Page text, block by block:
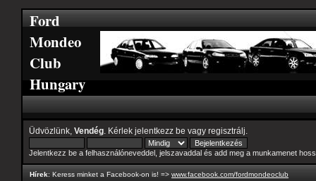
Ford
Mondeo
Club
Hungary
Üdvözlünk, Vendég . Kérlek jelentkezz be vagy regisztrálj
Jelentkezz be a felhasználóneveddel, jelszavaddal és add meg a munkamenet
Hírek: Keress minket a Facebook-on is! => www.facebook.com/fordmondeoclub